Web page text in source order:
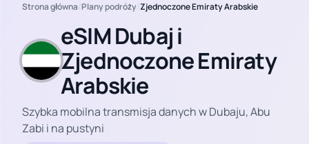
Strona główna/Plany podróży/Zjednoczone Emiraty Arabskie
eSIM Dubaj i
Zjednoczone Emiraty
Arabskie
Szybka mobilna transmisja danych w Dubaju, Abu
Zabi i na pustyni